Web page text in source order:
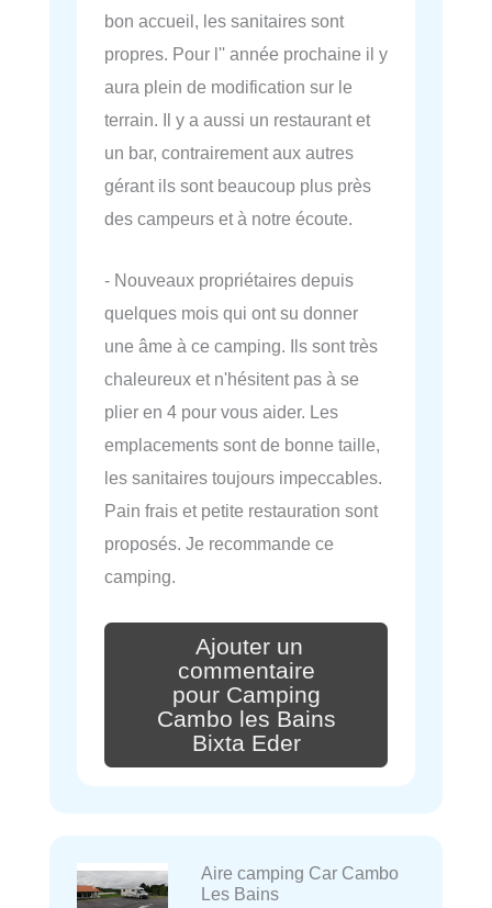
bon accueil, les sanitaires sont
propres. Pour l'' année prochaine il y
aura plein de modification sur le
terrain. Il y a aussi un restaurant et
un bar, contrairement aux autres
gérant ils sont beaucoup plus près
des campeurs et à notre écoute.
- Nouveaux propriétaires depuis
quelques mois qui ont su donner
une âme à ce camping. Ils sont très
chaleureux et n'hésitent pas à se
plier en 4 pour vous aider. Les
emplacements sont de bonne taille,
les sanitaires toujours impeccables.
Pain frais et petite restauration sont
proposés. Je recommande ce
camping.
Ajouter un
commentaire
pour Camping
Cambo les Bains
Bixta Eder
Aire camping Car Cambo
Les Bains